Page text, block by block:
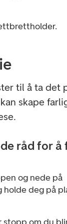
til å ta det
skape
råd for å
og nede på
deg på